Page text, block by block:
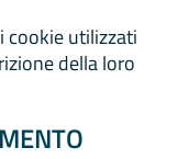
cookie utilizzati
della loro